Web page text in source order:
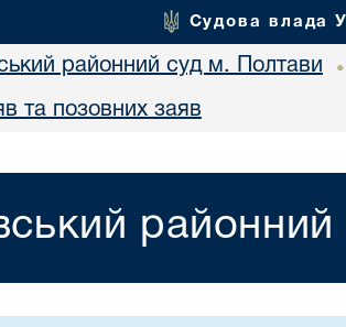
Судова влада
районний суд м. Полтави •
та позовних заяв